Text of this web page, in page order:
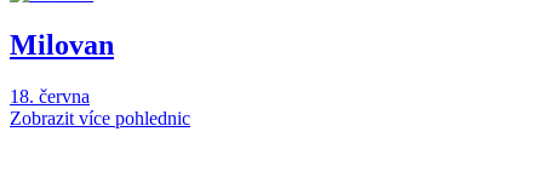
Milovan
18. června
Zobrazit více pohlednic